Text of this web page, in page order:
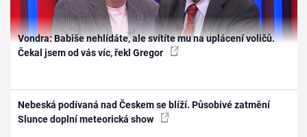
Vondra: Babiše nehlídáte, ale svítíte mu na uplácení voličů.
Čekal jsem od vás víc, řekl Gregor
Nebeská podívaná nad Českem se blíží. Působivé zatmění
Slunce doplní meteorická show